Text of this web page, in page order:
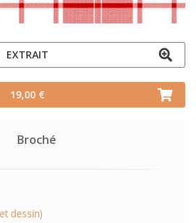
EXTRAIT
19,00 €
Broché
dessin)